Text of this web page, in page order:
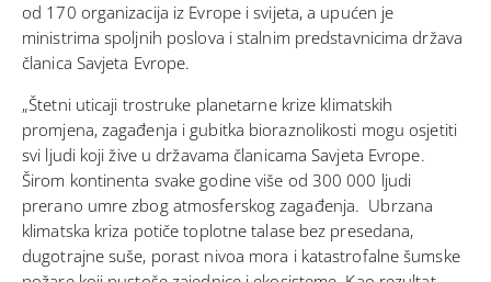
od 170 organizacija iz Evrope i svijeta, a upućen je
ministrima spoljnih poslova i stalnim predstavnicima država
članica Savjeta Evrope.
„Štetni uticaji trostruke planetarne krize klimatskih
promjena, zagađenja i gubitka bioraznolikosti mogu osjetiti
svi ljudi koji žive u državama članicama Savjeta Evrope.
Širom kontinenta svake godine više od 300 000 ljudi
prerano umre zbog atmosferskog zagađenja. Ubrzana
klimatska kriza potiče toplotne talase bez presedana,
dugotrajne suše, porast nivoa mora i katastrofalne šumske